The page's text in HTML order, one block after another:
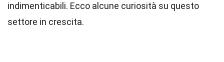
indimenticabili. Ecco alcune curiosità su questo
settore in crescita.